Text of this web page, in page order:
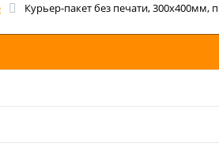
Курьер-пакет без печати, 300х400мм,